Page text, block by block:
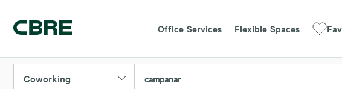
Office Services Flexible Spaces
Coworking campanar